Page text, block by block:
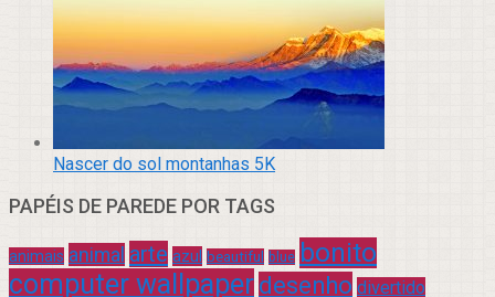
Nascer do sol montanhas 5K
PAPÉIS DE PAREDE POR TAGS
animais animal arte azul beautiful blue bonito
computer wallpaper desenho divertido